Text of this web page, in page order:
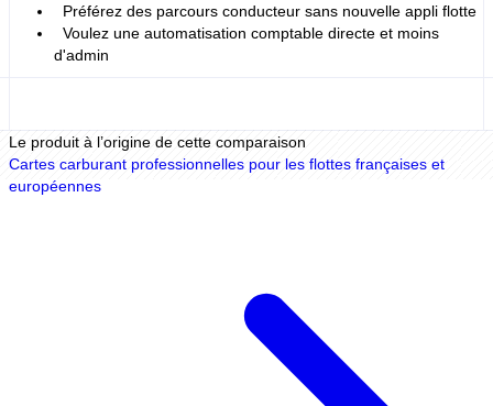
Préférez des parcours conducteur sans nouvelle appli flotte
Voulez une automatisation comptable directe et moins
d'admin
Le produit à l’origine de cette comparaison
Cartes carburant professionnelles pour les flottes françaises et
européennes